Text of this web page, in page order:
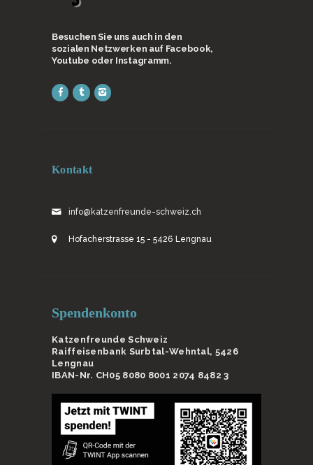
Besuchen Sie uns auch in den
sozialen Netzwerken auf Facebook,
Youtube oder Instagramm.
Kontakt
info@katzenfreunde-schweiz.ch
Hofacherstrasse 15 - 5426 Lengnau
Spendenkonto
Katzenfreunde Schweiz
Raiffeisenbank Surbtal-Wehntal, 5426
Lengnau
IBAN-Nr. CH05 8080 8001 2074 8482 3